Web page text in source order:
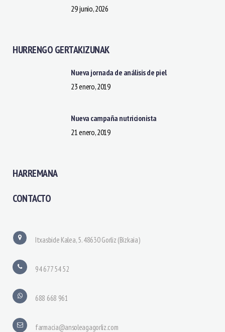
29 junio, 2026
HURRENGO GERTAKIZUNAK
Nueva jornada de análisis de piel
23 enero, 2019
Nueva campaña nutricionista
21 enero, 2019
HARREMANA
CONTACTO
Itxasbide Kalea, 5. 48630 Gorliz (Bizkaia)
94 677 54 52
688 668 961
farmacia@ansoleagagorliz.com